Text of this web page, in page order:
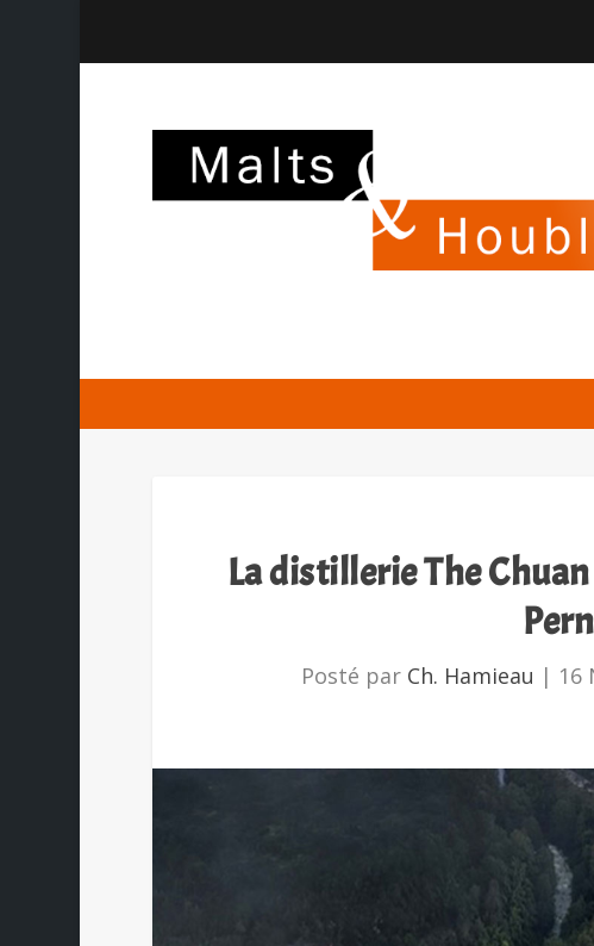
La distillerie The
Posté par Ch. Hamieau | 16